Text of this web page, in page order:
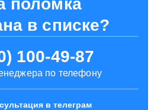
поломка
в списке?
100-49-87
по телефону
в телеграм